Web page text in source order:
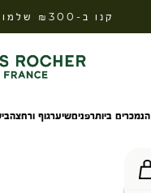
קנו ב-₪300 שלמו רק ₪200
Rocher Israel
הנמכרים ביותרפניםשיערגוף ורחצה